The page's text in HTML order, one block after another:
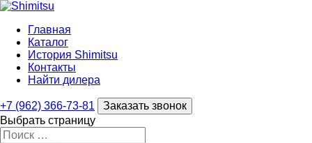
Главная
Каталог
История Shimitsu
Контакты
Найти дилера
+7 (962) 366-73-81
Заказать звонок
Выбрать страницу